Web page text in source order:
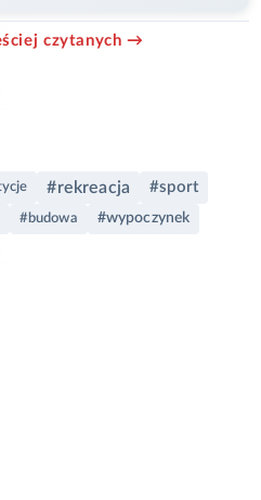
czytanych →
#rekreacja #sport
#budowa #wypoczynek